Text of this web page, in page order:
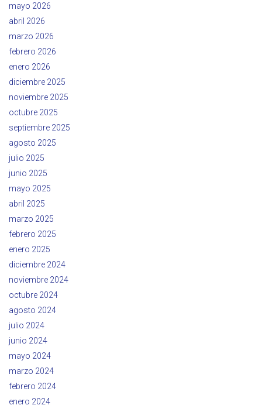
mayo 2026
abril 2026
marzo 2026
febrero 2026
enero 2026
diciembre 2025
noviembre 2025
octubre 2025
septiembre 2025
agosto 2025
julio 2025
junio 2025
mayo 2025
abril 2025
marzo 2025
febrero 2025
enero 2025
diciembre 2024
noviembre 2024
octubre 2024
agosto 2024
julio 2024
junio 2024
mayo 2024
marzo 2024
febrero 2024
enero 2024